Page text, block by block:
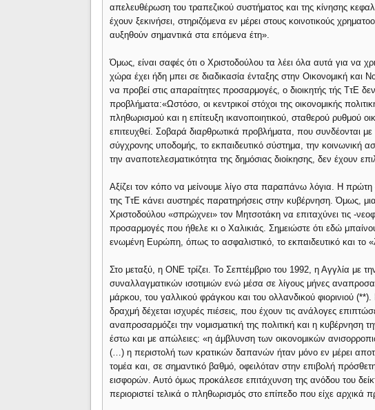
απελευθέρωση του τραπεζικού συστήματος και της κίνησης
έχουν ξεκινήσει, στηριζόμενα εν μέρει στους κοινοτικούς
αυξηθούν σημαντικά στα επόμενα έτη».
Όμως, είναι σαφές ότι ο Χριστοδούλου τα λέει όλα αυτά για να
χώρα έχει ήδη μπει σε διαδικασία ένταξης στην Οικονομική
να προβεί στις απαραίτητες προσαρμογές, ο διοικητής τής ΤτΕ
προβλήματα:«Ωστόσο, οι κεντρικοί στόχοι της οικονομικής
πληθωρισμού και η επίτευξη ικανοποιητικού, σταθερού ρυθμού
επιτευχθεί. Σοβαρά διαρθρωτικά προβλήματα, που συνδέονται
σύγχρονης υποδομής, το εκπαιδευτικό σύστημα, την κοινωνική
την αναποτελεσματικότητα της δημόσιας διοίκησης, δεν έχουν
Αξίζει τον κόπο να μείνουμε λίγο στα παραπάνω λόγια. Η πρώτη
της ΤτΕ κάνει αυστηρές παρατηρήσεις στην κυβέρνηση. Όμως,
Χριστοδούλου «σπρώχνει» τον Μητσοτάκη να επιταχύνει τις -
προσαρμογές που ήθελε κι ο Χαλικιάς. Σημειώστε ότι εδώ
ενωμένη Ευρώπη, όπως το ασφαλιστικό, το εκπαιδευτικό και το
Στο μεταξύ, η ΟΝΕ τρίζει. Το Σεπτέμβριο του 1992, η Αγγλία με
συναλλαγματικών ισοτιμιών ενώ μέσα σε λίγους μήνες
μάρκου, του γαλλικού φράγκου και του ολλανδικού φιορινιού (**).
δραχμή δέχεται ισχυρές πιέσεις, που έχουν τις ανάλογες
αναπροσαρμόζει την νομισματική της πολιτική και η κυβέρνηση
έστω και με απώλειες: «η άμβλυνση των οικονομικών
(…) η περιστολή των κρατικών δαπανών ήταν μόνο εν μέρει
τομέα και, σε σημαντικό βαθμό, οφειλόταν στην επιβολή
εισφορών. Αυτό όμως προκάλεσε επιτάχυνση της ανόδου του
περιοριστεί τελικά ο πληθωρισμός στο επίπεδο που είχε αρχικά